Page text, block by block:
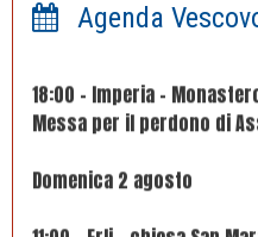
Agenda
Sabato 1° agosto
18:00 – Imperia –
Messa per il perdono di
Domenica 2 agosto
11:00 – Erli – chiesa San